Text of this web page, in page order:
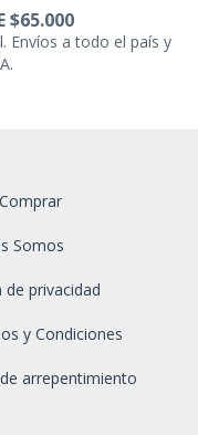
$65.000
Envíos a todo el país y
Somos
de privacidad
y Condiciones
arrepentimiento